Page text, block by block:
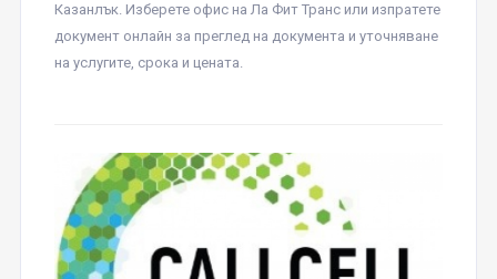
Казанлък. Изберете офис на Ла Фит Транс или изпратете
документ онлайн за преглед на документа и уточняване
на услугите, срока и цената.